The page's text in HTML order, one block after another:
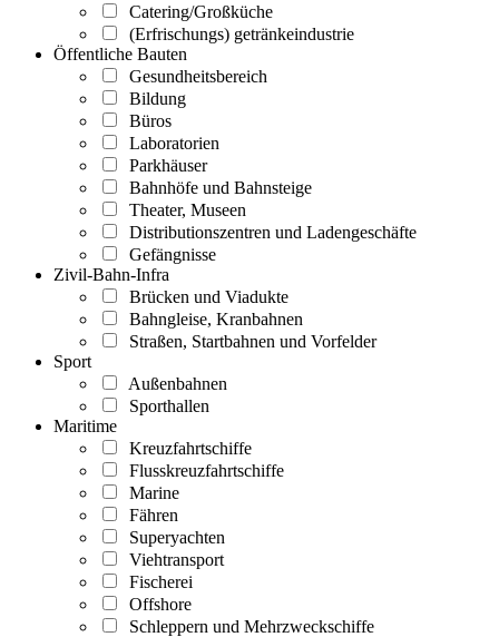
Catering/Großküche
(Erfrischungs) getränkeindustrie
Öffentliche Bauten
Gesundheitsbereich
Bildung
Büros
Laboratorien
Parkhäuser
Bahnhöfe und Bahnsteige
Theater, Museen
Distributionszentren und Ladengeschäfte
Gefängnisse
Zivil-Bahn-Infra
Brücken und Viadukte
Bahngleise, Kranbahnen
Straßen, Startbahnen und Vorfelder
Sport
Außenbahnen
Sporthallen
Maritime
Kreuzfahrtschiffe
Flusskreuzfahrtschiffe
Marine
Fähren
Superyachten
Viehtransport
Fischerei
Offshore
Schleppern und Mehrzweckschiffe